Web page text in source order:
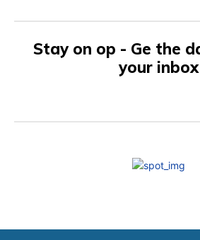
Stay on op - Ge the
your inbox